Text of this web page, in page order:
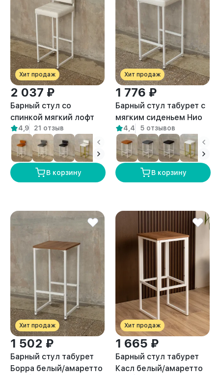
Хит продаж
2 037 ₽
Барный стул со
спинкой мягкий лофт
Тоба белый/белый
4,9 21 отзыв
В корзину
Хит продаж
1 776 ₽
Барный стул табурет с
мягким сиденьем Нио
белый/белый
4,4 5 отзывов
В корзину
Хит продаж
1 502 ₽
Барный стул табурет
Борра белый/амаретто
Хит продаж
1 665 ₽
Барный стул табурет
Касл белый/амаретто